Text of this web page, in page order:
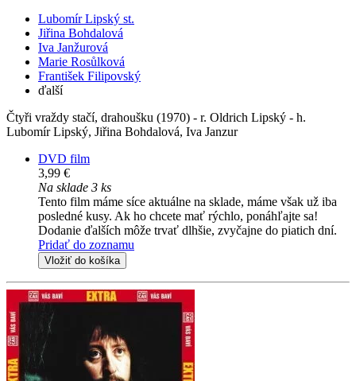
Lubomír Lipský st.
Jiřina Bohdalová
Iva Janžurová
Marie Rosůlková
František Filipovský
ďalší
Čtyři vraždy stačí, drahoušku (1970) - r. Oldrich Lipský - h.
Lubomír Lipský, Jiřina Bohdalová, Iva Janzur
DVD film
3,99 €
Na sklade 3 ks
Tento film máme síce aktuálne na sklade, máme však už iba
posledné kusy. Ak ho chcete mať rýchlo, ponáhľajte sa!
Dodanie ďalších môže trvať dlhšie, zvyčajne do piatich dní.
Pridať do zoznamu
Vložiť do košíka